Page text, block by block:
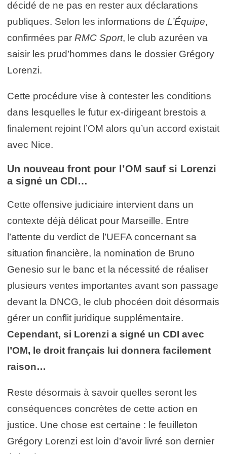
décidé de ne pas en rester aux déclarations
publiques. Selon les informations de L’Équipe,
confirmées par RMC Sport, le club azuréen va
saisir les prud’hommes dans le dossier Grégory
Lorenzi.
Cette procédure vise à contester les conditions
dans lesquelles le futur ex-dirigeant brestois a
finalement rejoint l’OM alors qu’un accord existait
avec Nice.
Un nouveau front pour l’OM sauf si Lorenzi
a signé un CDI…
Cette offensive judiciaire intervient dans un
contexte déjà délicat pour Marseille. Entre
l’attente du verdict de l’UEFA concernant sa
situation financière, la nomination de Bruno
Genesio sur le banc et la nécessité de réaliser
plusieurs ventes importantes avant son passage
devant la DNCG, le club phocéen doit désormais
gérer un conflit juridique supplémentaire.
Cependant, si Lorenzi a signé un CDI avec
l’OM, le droit français lui donnera facilement
raison…
Reste désormais à savoir quelles seront les
conséquences concrètes de cette action en
justice. Une chose est certaine : le feuilleton
Grégory Lorenzi est loin d’avoir livré son dernier